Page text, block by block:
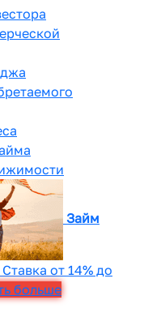
Займ
Ставка от 14% до
больше